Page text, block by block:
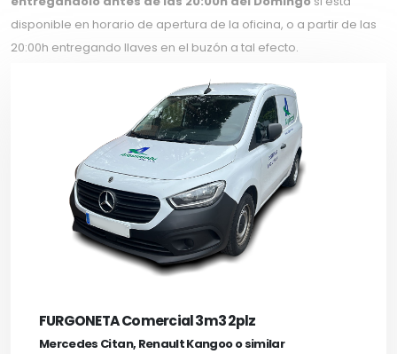
disponible en horario de apertura de la oficina, o a partir de las
20:00h entregando llaves en el buzón a tal efecto.
FURGONETA Comercial 3m3 2plz
Mercedes Citan, Renault Kangoo o similar